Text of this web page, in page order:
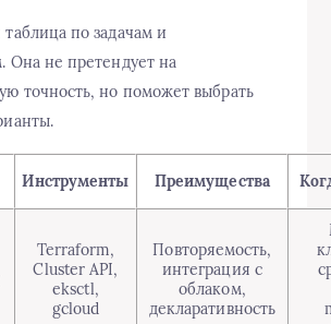
по задачам и
Она не претендует на
точность, но поможет выбрать
Инструменты Преимущества
Terraform,
Cluster API,
eksctl,
gcloud
Повторяемость,
интеграция с
облаком,
декларативность